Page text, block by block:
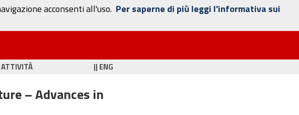
ATTIVITÀ || ENG
– Advances in
acconsenti all'uso. Per saperne di più leggi l'informativa sui